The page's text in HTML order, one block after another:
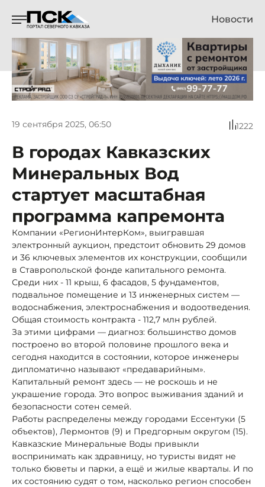
Новости
19 сентября 2025, 06:50 1222
В городах Кавказских
Минеральных Вод
стартует масштабная
программа капремонта
Компании «РегионИнтерКом», выигравшая
электронный аукцион, предстоит обновить 29 домов
и 36 ключевых элементов их конструкции, сообщили
в Ставропольской фонде капитального ремонта.
Среди них - 11 крыш, 6 фасадов, 5 фундаментов,
подвальное помещение и 13 инженерных систем —
водоснабжения, электроснабжения и водоотведения.
Общая стоимость контракта - 112,7 млн рублей.
За этими цифрами — диагноз: большинство домов
построено во второй половине прошлого века и
сегодня находится в состоянии, которое инженеры
дипломатично называют «предаварийным».
Капитальный ремонт здесь — не роскошь и не
украшение города. Это вопрос выживания зданий и
безопасности сотен семей.
Работы распределены между городами Ессентуки (5
объектов), Лермонтов (9) и Предгорным округом (15).
Кавказские Минеральные Воды привыкли
воспринимать как здравницу, но туристы видят не
только бюветы и парки, а ещё и жилые кварталы. И по
их состоянию судят о том, насколько регион способен